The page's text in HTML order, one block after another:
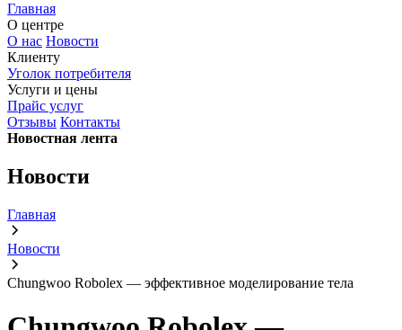
Главная
О центре
О нас Новости
Клиенту
Уголок потребителя
Услуги и цены
Прайс услуг
Отзывы Контакты
Новостная лента
Новости
Главная
Новости
Chungwoo Robolex — эффективное моделирование тела